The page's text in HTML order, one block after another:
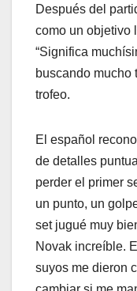
Después del
como un objetivo
“Significa
buscando mucho
trofeo.
El español
de detalles
perder el primer
un punto, un
set jugué muy
Novak increíble.
suyos me dieron